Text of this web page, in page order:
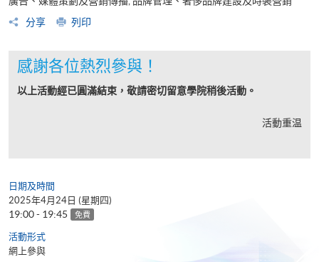
分享
列印
感謝各位熱烈參與！
以上活動經已圓滿結束，敬請密切留意學院稍後活動。
活動重温
日期及時間
2025年4月24日 (星期四)
19:00 - 19:45 免費
活動形式
網上參與